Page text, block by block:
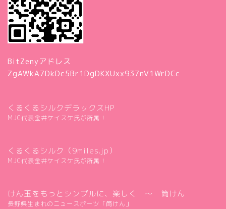
BitZenyアドレス
ZgAWkA7DkDc5Br1DgDKXUxx937nV1WrDCc
くるくるシルクデラックスHP
MJC代表金井ケイスケ氏が所属！
くるくるシルク（9miles.jp）
MJC代表金井ケイスケ氏が所属！
けん玉をもっとシンプルに、楽しく ～ 筒けん
長野県生まれのニュースポーツ「筒けん」